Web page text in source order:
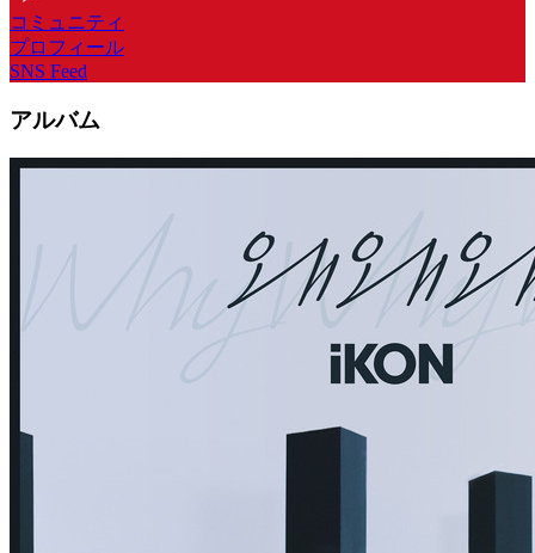
コミュニティ
プロフィール
SNS Feed
アルバム